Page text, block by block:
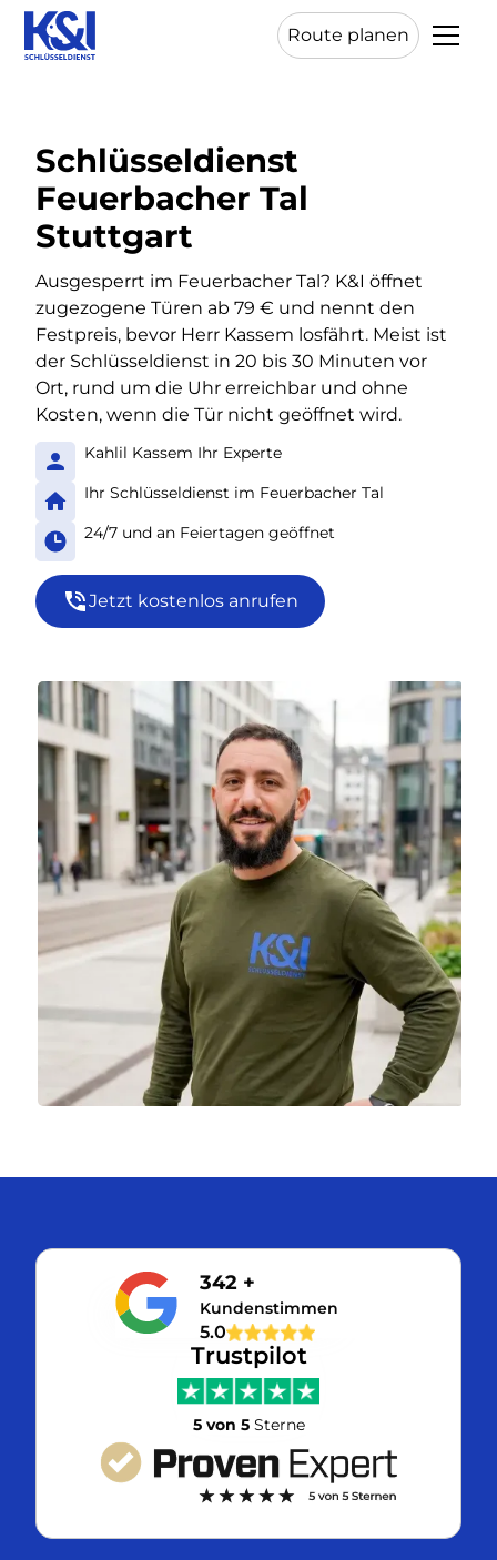
Route planen
Schlüsseldienst
Feuerbacher Tal
Stuttgart
Ausgesperrt im Feuerbacher Tal? K&I öffnet
zugezogene Türen ab 79 € und nennt den
Festpreis, bevor Herr Kassem losfährt. Meist ist
der Schlüsseldienst in 20 bis 30 Minuten vor
Ort, rund um die Uhr erreichbar und ohne
Kosten, wenn die Tür nicht geöffnet wird.
Kahlil Kassem Ihr Experte
Ihr Schlüsseldienst im Feuerbacher Tal
24/7 und an Feiertagen geöffnet
Jetzt kostenlos anrufen
342 +
Kundenstimmen
5.0
Trustpilot
5 von 5 Sterne